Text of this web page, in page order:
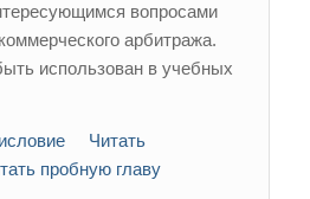
вопросами
арбитража.
использован в учебных
Читать
пробную главу